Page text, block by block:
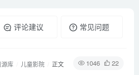
评论建议 常见问题
1046 22
源库 儿童影院 正文